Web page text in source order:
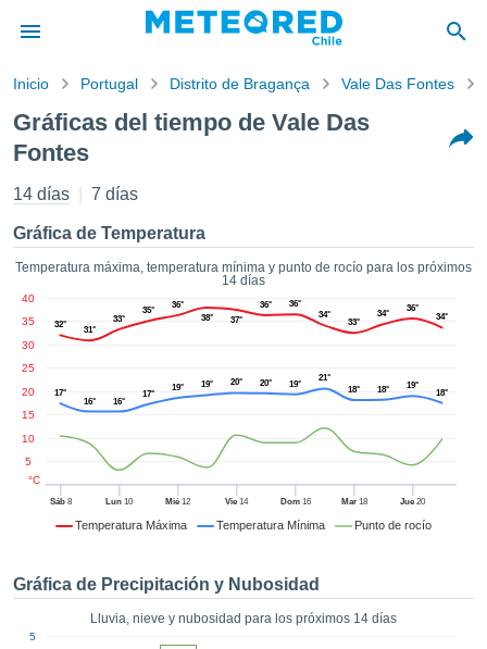
de
para
que se
a este
las
y
digital
seguir
contenido
coste.
Inicio Portugal Distrito de Bragança Vale Das Fontes
Gráficas del tiempo de Vale Das
Fontes
14 días 7 días
Gráfica de Temperatura
Temperatura máxima, temperatura mínima y punto de rocío para los próximos
14 días
Temperatura Máxima Temperatura Mínima Punto de rocío
Sáb8 Lun 10 Mié 12 Vie 14 Dom16 Mar18 Jue 20
5
10
15
20
25
30
35
40
°C
32°
31°
33°
35°
36°
38°
37°
36°
36°
34°
33°
34°
36°
34°
17°
16°
16°
17°
19° 19° 20° 20° 19°
21°
18°
18° 19°
18°
Gráfica de Precipitación y Nubosidad
Lluvia, nieve y nubosidad para los próximos 14 días
5